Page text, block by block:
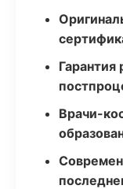
Гарантия
Врачи-